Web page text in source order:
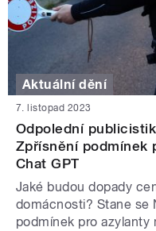
Aktuální dění
7. listopad 2023
Odpolední
Zpřísnění podmínek
Chat GPT
Jaké budou dopady
domácnosti? Stane se
podmínek pro azylanty